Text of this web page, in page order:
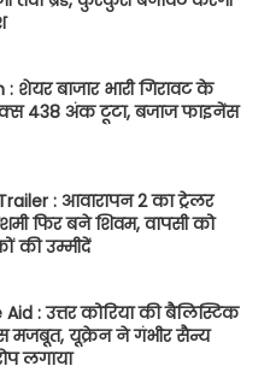
शेयर बाजार भारी गिरावट के
438 अंक टूटा, बजाज फाइनेंस
: आवारापन 2 का ट्रेलर
फिर बने शिवम, वापसी को
की उम्मीदें
: उत्तर कोरिया की बैलिस्टिक
मजबूत, यूक्रेन ने गंभीर सैन्य
लगाया